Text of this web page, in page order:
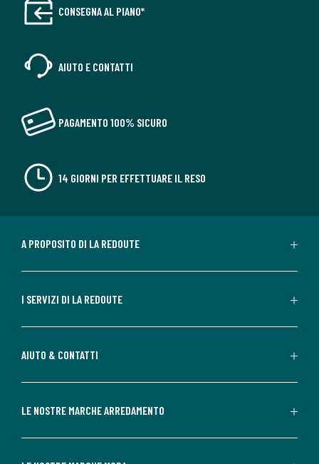
CONSEGNA AL PIANO*
AIUTO E CONTATTI
PAGAMENTO 100% SICURO
14 GIORNI PER EFFETTUARE IL RESO
A PROPOSITO DI LA REDOUTE
I SERVIZI DI LA REDOUTE
AIUTO & CONTATTI
LE NOSTRE MARCHE ARREDAMENTO